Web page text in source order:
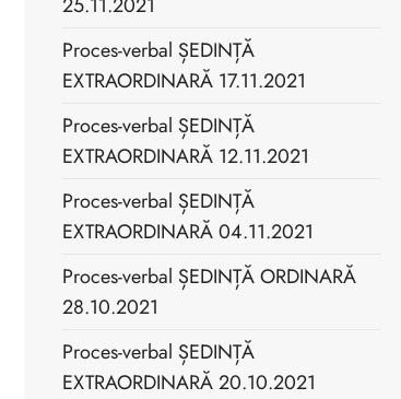
25.11.2021
Proces-verbal ȘEDINȚĂ
EXTRAORDINARĂ 17.11.2021
Proces-verbal ȘEDINȚĂ
EXTRAORDINARĂ 12.11.2021
Proces-verbal ȘEDINȚĂ
EXTRAORDINARĂ 04.11.2021
Proces-verbal ȘEDINȚĂ ORDINARĂ
28.10.2021
Proces-verbal ȘEDINȚĂ
EXTRAORDINARĂ 20.10.2021